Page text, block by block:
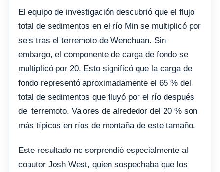
El equipo de investigación descubrió que el flujo
total de sedimentos en el río Min se multiplicó por
seis tras el terremoto de Wenchuan. Sin
embargo, el componente de carga de fondo se
multiplicó por 20. Esto significó que la carga de
fondo representó aproximadamente el 65 % del
total de sedimentos que fluyó por el río después
del terremoto. Valores de alrededor del 20 % son
más típicos en ríos de montaña de este tamaño.
Este resultado no sorprendió especialmente al
coautor Josh West, quien sospechaba que los